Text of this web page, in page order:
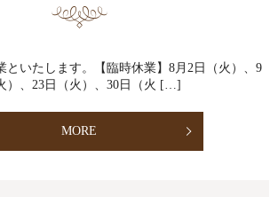
といたします。【臨時休業】8月2日（火）、9
）、23日（火）、30日（火 […]
MORE